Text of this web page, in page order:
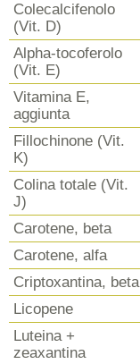
Colecalcifenolo
(Vit. D)
Alpha-tocoferolo
(Vit. E)
Vitamina E,
aggiunta
Fillochinone (Vit.
K)
Colina totale (Vit.
J)
Carotene, beta
Carotene, alfa
Criptoxantina, beta
Licopene
Luteina +
zeaxantina